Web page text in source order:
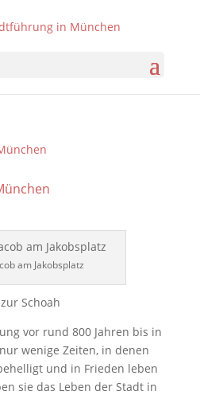
am Jakobsplatz
Schoah
vor rund 800 Jahren bis in
wenige Zeiten, in denen
und in Frieden leben
sie das Leben der Stadt in